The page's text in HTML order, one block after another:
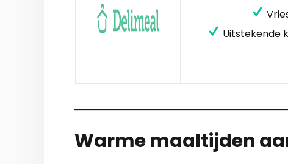
Uitstekende
Warme maaltijden